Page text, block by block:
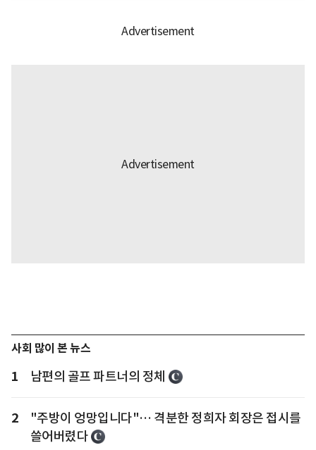
사회 많이 본 뉴스
1 남편의 골프 파트너의 정체
2
"주방이 엉망입니다"… 격분한 정희자 회장은 접시를
쓸어버렸다